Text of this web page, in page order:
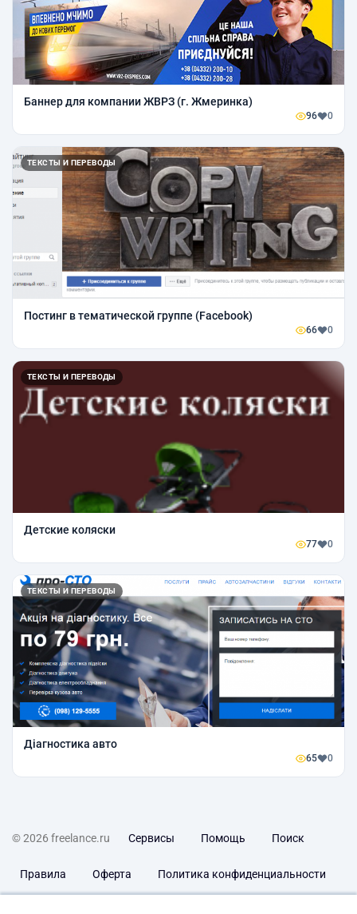
Баннер для компании ЖВРЗ (г. Жмеринка)
96 0
ТЕКСТЫ И ПЕРЕВОДЫ
Постинг в тематической группе (Facebook)
66 0
ТЕКСТЫ И ПЕРЕВОДЫ
Детские коляски
77 0
ТЕКСТЫ И ПЕРЕВОДЫ
Діагностика авто
65 0
© 2026 freelance.ru Сервисы Помощь Поиск
Правила Оферта Политика конфиденциальности